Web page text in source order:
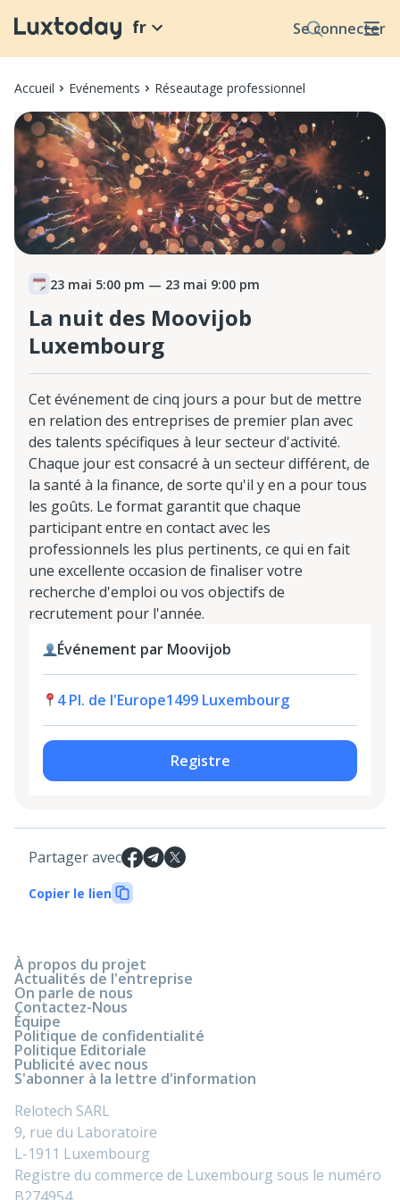
Se connecter
fr
Accueil Evénements Réseautage professionnel
23 mai 5:00 pm — 23 mai 9:00 pm
La nuit des Moovijob
Luxembourg
Cet événement de cinq jours a pour but de mettre
en relation des entreprises de premier plan avec
des talents spécifiques à leur secteur d'activité.
Chaque jour est consacré à un secteur différent, de
la santé à la finance, de sorte qu'il y en a pour tous
les goûts. Le format garantit que chaque
participant entre en contact avec les
professionnels les plus pertinents, ce qui en fait
une excellente occasion de finaliser votre
recherche d'emploi ou vos objectifs de
recrutement pour l'année.
Événement par Moovijob
4 Pl. de l'Europe1499 Luxembourg
Registre
Partager avec
Copier le lien
À propos du projet
Actualités de l'entreprise
On parle de nous
Contactez-Nous
Équipe
Politique de confidentialité
Politique Editoriale
Publicité avec nous
S'abonner à la lettre d'information
Relotech SARL
9, rue du Laboratoire
L-1911 Luxembourg
Registre du commerce de Luxembourg sous le numéro